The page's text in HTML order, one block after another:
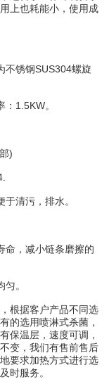
上也耗能小，使用成
锈钢SUS304螺旋
1.5KW。
)
清污，排水。
，减小链条磨擦的
。
根据客户产品不同选
的选用喷淋式杀菌，
保温层，速度可调，
变，我们有售前售后
要求加热方式进行选
时服务。